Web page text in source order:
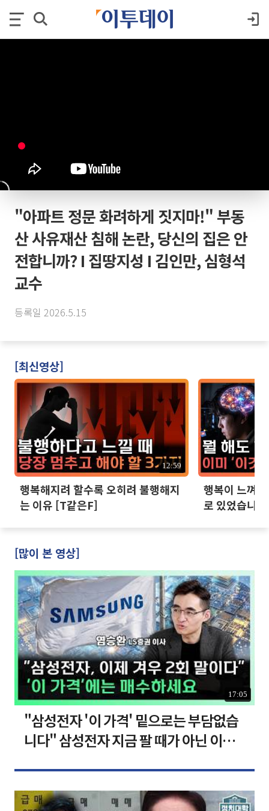
"아파트 정문 화려하게 짓지마!" 부동
산 사유재산 침해 논란, 당신의 집은 안
전합니까? I 집땅지성 I 김인만, 심형석
교수
등록일 2026.5.15
[최신영상]
12:59
행복해지려 할수록 오히려 불행해지
는 이유 [T같은F]
행복이 느껴
로 있었습니
[많이 본 영상]
17:05
"삼성전자 '이 가격' 밑으로는 부담없습
니다" 삼성전자 지금 팔 때가 아닌 이유